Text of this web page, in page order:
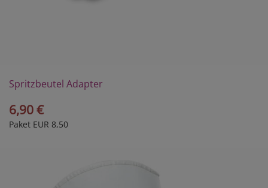
Spritzbeutel Adapter
6,90 €
Paket EUR 8,50